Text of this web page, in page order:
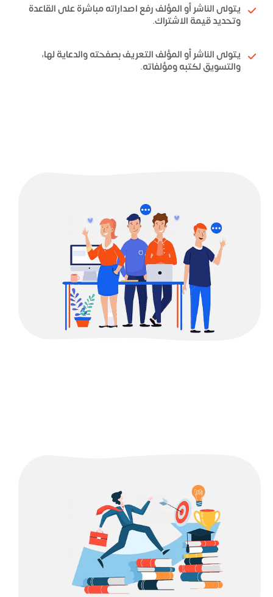
يتولى الناشر أو المؤلف رفع اصداراته مباشرة على القاعدة
وتحديد قيمة الاشتراك.
يتولى الناشر أو المؤلف التعريف بصفحته والدعاية لها،
والتسويق لكتبه ومؤلفاته.